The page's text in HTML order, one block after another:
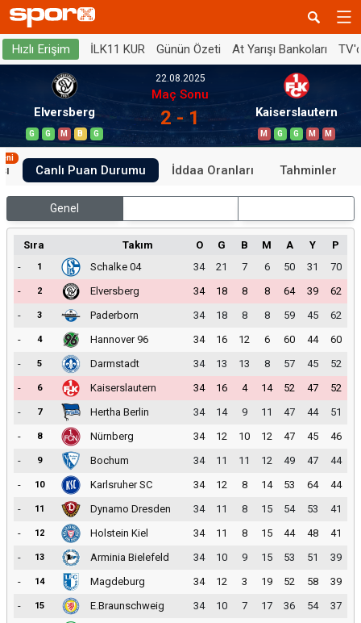
Hızlı Erişim İLK11 KUR Günün Özeti At Yarışı Bankoları
Elversberg
G G M B G
22.08.2025
Maç Sonu
2 - 1 Kaiserslautern
M G G M M
Canlı Puan Durumu İddaa Oranları Tahminler
Genel
Sıra Takım O G B M A Y
P
-
1 Schalke 04 34 21 7 6 50 31
70
-
2 Elversberg 34 18 8 8 64 39
62
-
3 Paderborn 34 18 8 8 59 45
62
-
4 Hannover 96 34 16 12 6 60 44
60
-
5 Darmstadt 34 13 13 8 57 45
52
-
6 Kaiserslautern 34 16 4 14 52 47
52
-
7 Hertha Berlin 34 14 9 11 47 44
51
-
8 Nürnberg 34 12 10 12 47 45
46
-
9 Bochum 34 11 11 12 49 47
44
-
10 Karlsruher SC 34 12 8 14 53 64
44
-
11 Dynamo Dresden 34 11 8 15 54 53
41
-
12 Holstein Kiel 34 11 8 15 44 48
41
-
13 Arminia Bielefeld 34 10 9 15 53 51
39
-
14 Magdeburg 34 12 3 19 52 58
39
-
15 E.Braunschweig 34 10 7 17 36 54
37